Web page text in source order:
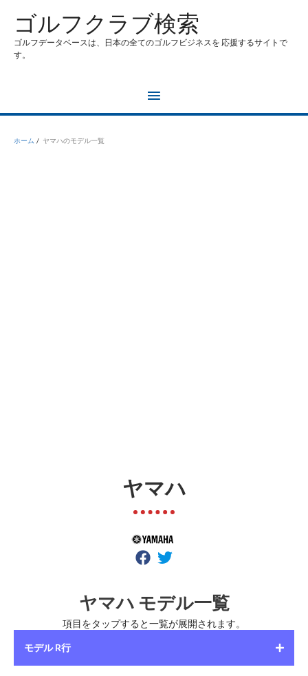
ッ
ゴルフクラブ検索
ゴルフデータベースは、日本の全てのゴルフビジネスを 応援するサイトで
す。
メ
ホーム ヤマハのモデル一覧
ヤマハ
ヤマハ モデル一覧
項目をタップすると一覧が展開されます。
モデル R行